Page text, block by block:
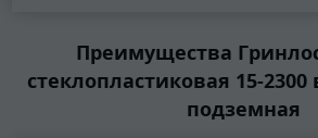
Преимущества
стеклопластиковая 15-
подземная